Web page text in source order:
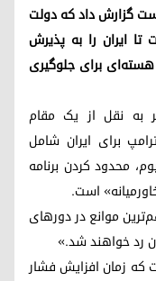
پست گزارش داد که دولت
ایران را به پذیرش
برای جلوگیری
امروز پنجشنبه ۲ اکتبر به نقل از یک مقام
برای ایران شامل
محدود کردن برنامه
است.
موانع در دورهای
رد خواهند شد.»
که زمان افزایش فشار